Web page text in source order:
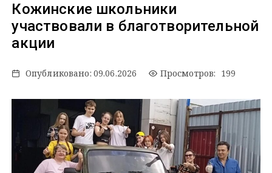
Кожинские школьники
участвовали в благотворительной
акции
Опубликовано: 09.06.2026 Просмотров: 199